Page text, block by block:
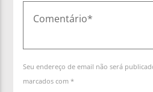
Seu endereço de email não será
marcados com *